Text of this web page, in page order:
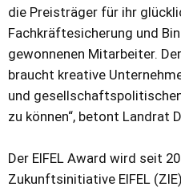
die Preisträger für ihr
Fachkräftesicherung und
gewonnenen Mitarbeiter.
braucht kreative
und
zu können“, betont Landrat
Der EIFEL Award wird seit
Zukunftsinitiative EIFEL